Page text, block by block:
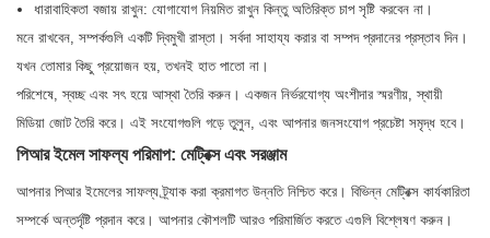
ধারাবাহিকতা বজায় রাখুন: যোগাযোগ নিয়মিত রাখুন কিন্তু অতিরিক্ত চাপ সৃষ্টি করবেন না।
মনে রাখবেন, সম্পর্কগুলি একটি দ্বিমুখী রাস্তা। সর্বদা সাহায্য করার বা সম্পদ প্রদানের প্রস্তাব দিন।
যখন তোমার কিছু প্রয়োজন হয়, তখনই হাত পাতো না।
পরিশেষে, স্বচ্ছ এবং সৎ হয়ে আস্থা তৈরি করুন। একজন নির্ভরযোগ্য অংশীদার স্মরণীয়, স্থায়ী
মিডিয়া জোট তৈরি করে। এই সংযোগগুলি গড়ে তুলুন, এবং আপনার জনসংযোগ প্রচেষ্টা সমৃদ্ধ হবে।
পিআর ইমেল সাফল্য পরিমাপ: মেট্রিক্স এবং সরঞ্জাম
আপনার পিআর ইমেলের সাফল্য ট্র্যাক করা ক্রমাগত উন্নতি নিশ্চিত করে। বিভিন্ন মেট্রিক্স কার্যকারিতা
সম্পর্কে অন্তর্দৃষ্টি প্রদান করে। আপনার কৌশলটি আরও পরিমার্জিত করতে এগুলি বিশ্লেষণ করুন।